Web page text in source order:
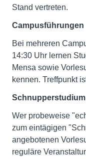
Stand vertreten.
Campusführungen
Bei mehreren
14:30 Uhr lernen
Mensa sowie
kennen. Treffpunkt
Schnupperstudium
Wer probeweise
zum eintägigen
angebotenen
reguläre